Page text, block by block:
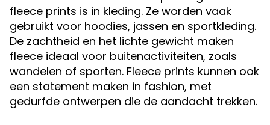
fleece prints is in kleding. Ze worden vaak
gebruikt voor hoodies, jassen en sportkleding.
De zachtheid en het lichte gewicht maken
fleece ideaal voor buitenactiviteiten, zoals
wandelen of sporten. Fleece prints kunnen ook
een statement maken in fashion, met
gedurfde ontwerpen die de aandacht trekken.